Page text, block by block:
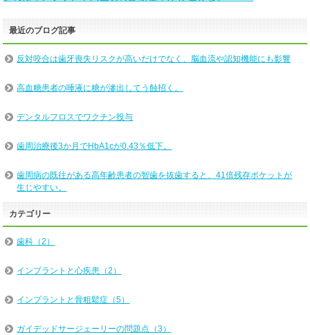
最近のブログ記事
反対咬合は歯牙喪失リスクが高いだけでなく、脳血流や認知機能にも影響
高血糖患者の唾液に糖が滲出してう蝕招く。
デンタルフロスでワクチン投与
歯周治療後3か月でHbA1cが0.43％低下。
歯周病の既往がある高年齢患者の智歯を抜歯すると、41倍残存ポケットが
生じやすい。
カテゴリー
歯科（2）
インプラントと心疾患（2）
インプラントと骨粗鬆症（5）
ガイデッドサージェーリーの問題点（3）